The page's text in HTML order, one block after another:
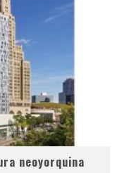
neoyorquina